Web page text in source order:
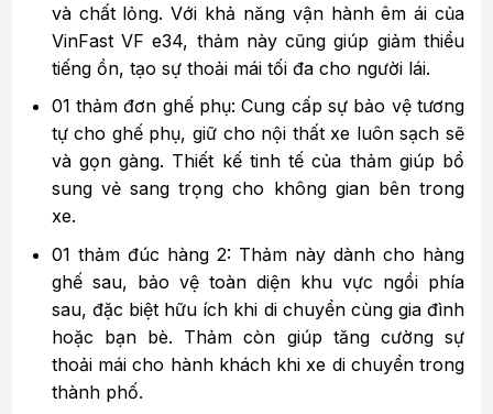
và chất lỏng. Với khả năng vận hành êm ái của
VinFast VF e34, thảm này cũng giúp giảm thiểu
tiếng ồn, tạo sự thoải mái tối đa cho người lái.
01 thảm đơn ghế phụ: Cung cấp sự bảo vệ tương
tự cho ghế phụ, giữ cho nội thất xe luôn sạch sẽ
và gọn gàng. Thiết kế tinh tế của thảm giúp bổ
sung vẻ sang trọng cho không gian bên trong
xe.
01 thảm đúc hàng 2: Thảm này dành cho hàng
ghế sau, bảo vệ toàn diện khu vực ngồi phía
sau, đặc biệt hữu ích khi di chuyển cùng gia đình
hoặc bạn bè. Thảm còn giúp tăng cường sự
thoải mái cho hành khách khi xe di chuyển trong
thành phố.